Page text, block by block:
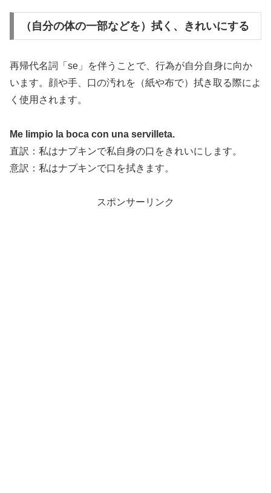
（自分の体の一部などを）拭く、きれいにする
再帰代名詞「se」を伴うことで、行為が自分自身に向か
います。顔や手、口の汚れを（紙や布で）拭き取る際によ
く使用されます。
Me limpio la boca con una servilleta.
直訳：私はナプキンで私自身の口をきれいにします。
意訳：私はナプキンで口を拭きます。
スポンサーリンク